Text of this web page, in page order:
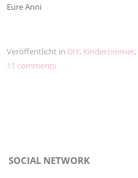
Eure Anni
Veröffentlicht in DIY, Kinderzimmer,
11 comments
SOCIAL NETWORK